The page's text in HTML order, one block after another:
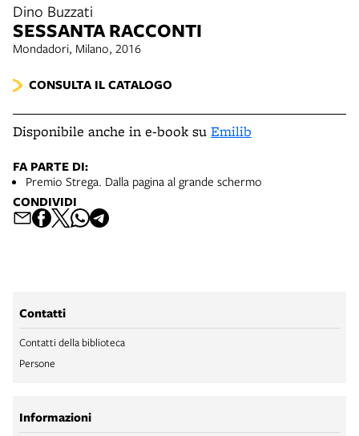
Dino Buzzati
SESSANTA RACCONTI
Mondadori, Milano, 2016
CONSULTA IL CATALOGO
Disponibile anche in e-book su Emilib
FA PARTE DI:
Premio Strega. Dalla pagina al grande schermo
CONDIVIDI
Contatti
Contatti della biblioteca
Persone
Informazioni